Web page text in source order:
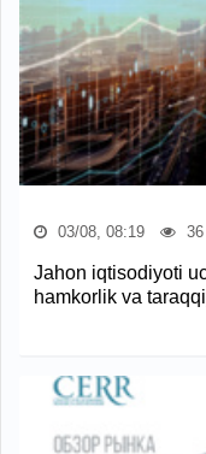
03/08, 08:19 36
Jahon iqtisodiyoti
hamkorlik va